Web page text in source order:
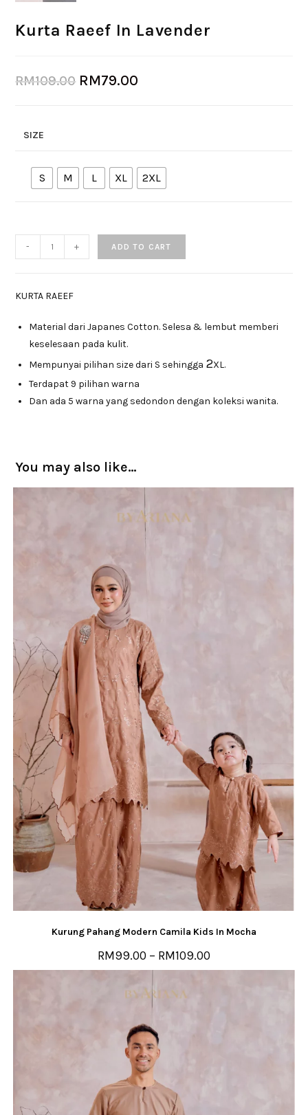
Kurta Raeef In Lavender
RM109.00 RM79.00
SIZE
S M L XL 2XL
- + ADD TO CART
KURTA RAEEF
Material dari Japanes Cotton. Selesa & lembut memberi
keselesaan pada kulit.
Mempunyai pilihan size dari S sehingga 2XL.
Terdapat 9 pilihan warna
Dan ada 5 warna yang sedondon dengan koleksi wanita.
You may also like…
Kurung Pahang Modern Camila Kids In Mocha
RM99.00 – RM109.00